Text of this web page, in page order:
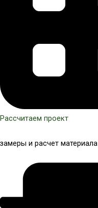
Рассчитаем проект
замеры и расчет материала